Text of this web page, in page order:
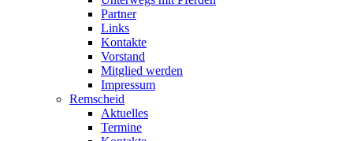
Partner
Links
Kontakte
Vorstand
Mitglied werden
Impressum
Remscheid
Aktuelles
Termine